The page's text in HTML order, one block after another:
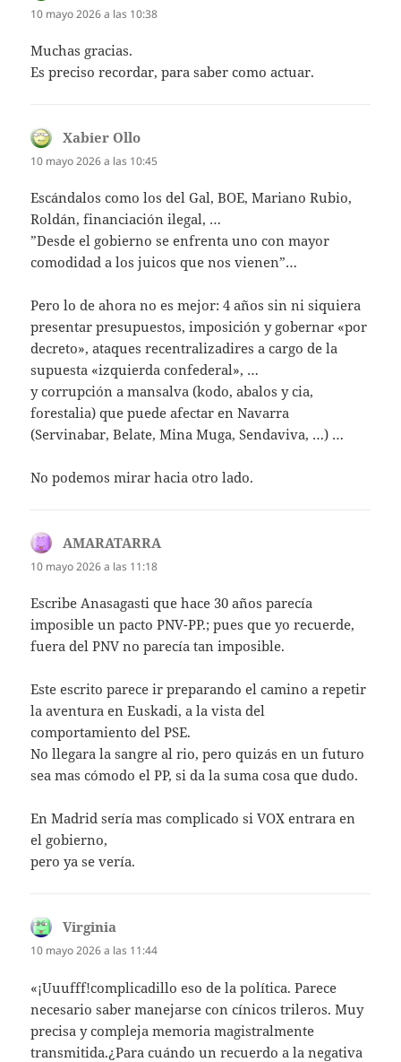
10 mayo 2026 a las 10:38
Muchas gracias.
Es preciso recordar, para saber como actuar.
Xabier Ollo
10 mayo 2026 a las 10:45
Escándalos como los del Gal, BOE, Mariano Rubio,
Roldán, financiación ilegal, …
”Desde el gobierno se enfrenta uno con mayor
comodidad a los juicos que nos vienen”…
Pero lo de ahora no es mejor: 4 años sin ni siquiera
presentar presupuestos, imposición y gobernar «por
decreto», ataques recentralizadires a cargo de la
supuesta «izquierda confederal», …
y corrupción a mansalva (kodo, abalos y cia,
forestalia) que puede afectar en Navarra
(Servinabar, Belate, Mina Muga, Sendaviva, …) …
No podemos mirar hacia otro lado.
AMARATARRAdice:
10 mayo 2026 a las 11:18
Escribe Anasagasti que hace 30 años parecía
imposible un pacto PNV-PP.; pues que yo recuerde,
fuera del PNV no parecía tan imposible.
Este escrito parece ir preparando el camino a repetir
la aventura en Euskadi, a la vista del
comportamiento del PSE.
No llegara la sangre al rio, pero quizás en un futuro
sea mas cómodo el PP, si da la suma cosa que dudo.
En Madrid sería mas complicado si VOX entrara en
el gobierno,
pero ya se vería.
Virginia
10 mayo 2026 a las 11:44
«¡Uuufff!complicadillo eso de la política. Parece
necesario saber manejarse con cínicos trileros. Muy
precisa y compleja memoria magistralmente
transmitida.¿Para cuándo un recuerdo a la negativa